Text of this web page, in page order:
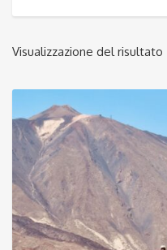
Visualizzazione del risultato